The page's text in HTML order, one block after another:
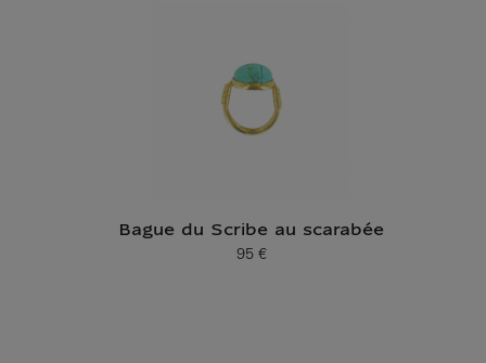
Bague du Scribe au scarabée
Prix ​​actuel
95 €